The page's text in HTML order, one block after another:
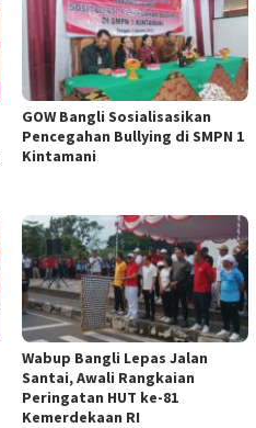
GOW Bangli Sosialisasikan
Pencegahan Bullying di SMPN 1
Kintamani
Wabup Bangli Lepas Jalan
Santai, Awali Rangkaian
Peringatan HUT ke-81
Kemerdekaan RI